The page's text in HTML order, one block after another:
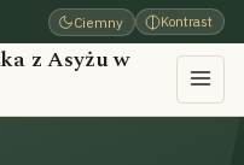
Ciemny Kontrast
z Asyżu w